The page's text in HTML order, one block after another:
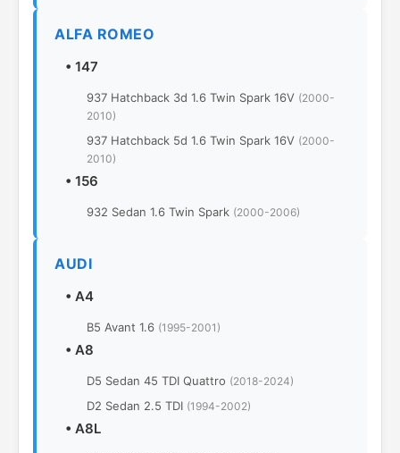
ALFA ROMEO
• 147
937 Hatchback 3d 1.6 Twin Spark 16V (2000-
2010)
937 Hatchback 5d 1.6 Twin Spark 16V (2000-
2010)
• 156
932 Sedan 1.6 Twin Spark (2000-2006)
AUDI
• A4
B5 Avant 1.6 (1995-2001)
• A8
D5 Sedan 45 TDI Quattro (2018-2024)
D2 Sedan 2.5 TDI (1994-2002)
• A8L